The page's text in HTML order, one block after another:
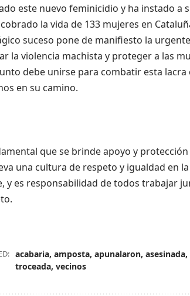
este nuevo feminicidio y ha instado a
la vida de 133 mujeres en
suceso pone de manifiesto la
la violencia machista y proteger a las
debe unirse para combatir esta
en su camino.
que se brinde apoyo y
una cultura de respeto y igualdad en
y es responsabilidad de todos trabajar
acabaria, amposta, apunalaron, asesinada,
troceada, vecinos